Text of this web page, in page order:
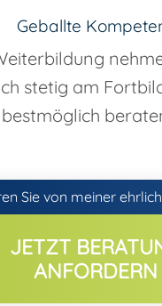
Geballte
stetig am
Sie von meiner
JETZT
ANFORDERN